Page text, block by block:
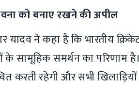
को बनाए रखने की अपील
यादव ने कहा है कि भारतीय
के सामूहिक समर्थन का परिणाम
करती रहेगी और सभी